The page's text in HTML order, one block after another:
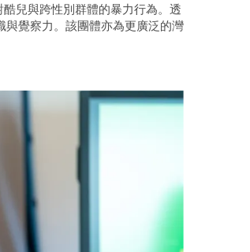
兒與跨性別群體的暴力行為。透
覺察力。該團體亦為更廣泛的灣